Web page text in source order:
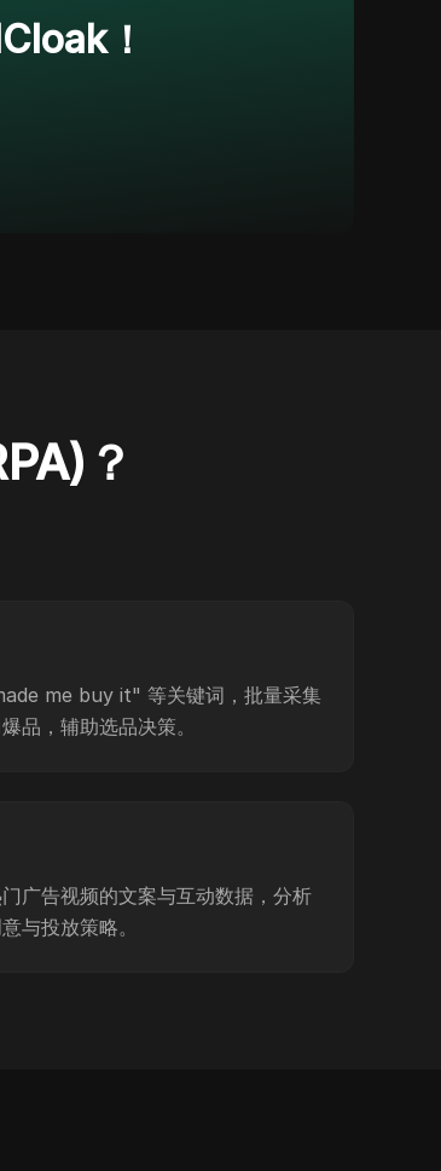
！
？
me buy it" 等关键词，批量采集
品，辅助选品决策。
广告视频的文案与互动数据，分析
与投放策略。